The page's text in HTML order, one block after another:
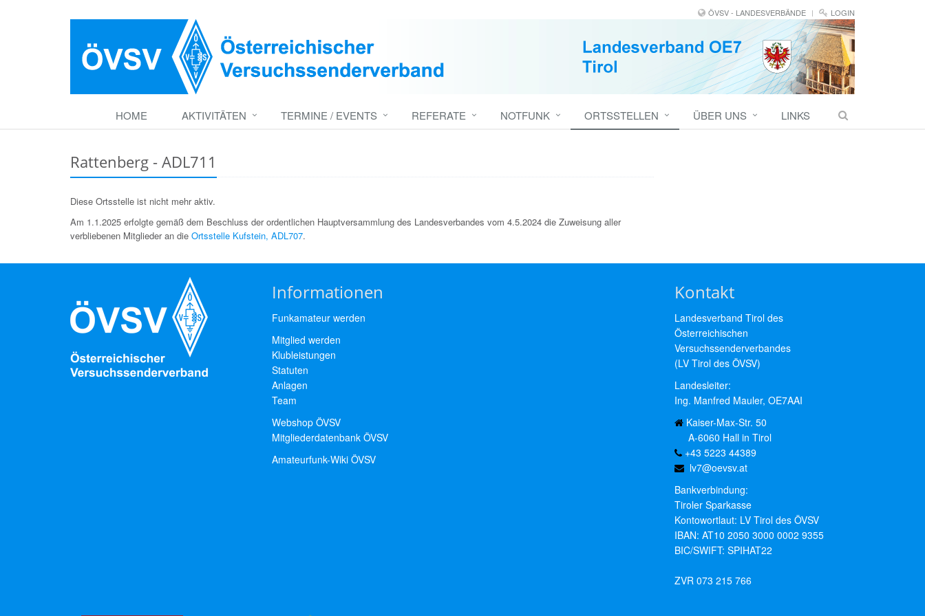
ÖVSV - LANDESVERBÄNDE LOGIN
HOME AKTIVITÄTEN TERMINE / EVENTS REFERATE NOTFUNK ORTSSTELLEN ÜBER UNS LINKS
Rattenberg - ADL711
Diese Ortsstelle ist nicht mehr aktiv.
Am 1.1.2025 erfolgte gemäß dem Beschluss der ordentlichen Hauptversammlung des Landesverbandes vom 4.5.2024 die Zuweisung aller
verbliebenen Mitglieder an die Ortsstelle Kufstein, ADL707.
Informationen
Funkamateur werden
Mitglied werden
Klubleistungen
Statuten
Anlagen
Team
Webshop ÖVSV
Mitgliederdatenbank ÖVSV
Amateurfunk-Wiki ÖVSV
Kontakt
Landesverband Tirol des
Österreichischen
Versuchssenderverbandes
(LV Tirol des ÖVSV)
Landesleiter:
Ing. Manfred Mauler, OE7AAI
Kaiser-Max-Str. 50
A-6060 Hall in Tirol
+43 5223 44389
lv7@oevsv.at
Bankverbindung:
Tiroler Sparkasse
Kontowortlaut: LV Tirol des ÖVSV
IBAN: AT10 2050 3000 0002 9355
BIC/SWIFT: SPIHAT22
ZVR 073 215 766